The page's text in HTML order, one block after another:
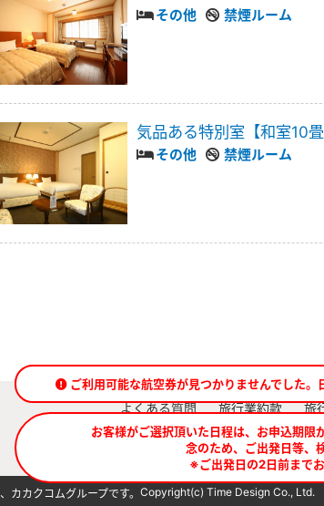
その他 禁煙ルーム
気品ある特別室【和室10
その他 禁煙ルーム
ご利用可能な航空券が見つかりませんでした。
お客様がご選択頂いた日程は、お申込期限
念のため、ご出発日等、
※ご出発日の2日前まで
よくある質問 旅行業約款 旅
カカクコムグループです。 Copyright(c) Time Design Co., Ltd.